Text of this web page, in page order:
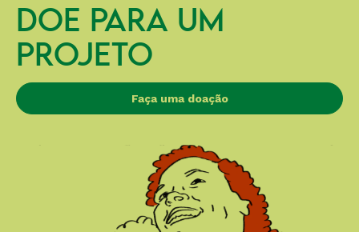
DOE PARA UM
PROJETO
Faça uma doação